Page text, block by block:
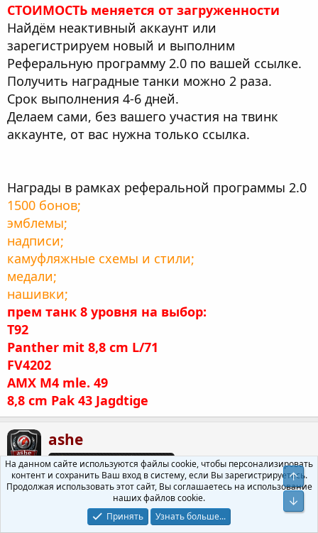
СТОИМОСТЬ меняется от загруженности
Найдём неактивный аккаунт или
зарегистрируем новый и выполним
Реферальную программу 2.0 по вашей ссылке.
Получить наградные танки можно 2 раза.
Срок выполнения 4-6 дней.
Делаем сами, без вашего участия на твинк
аккаунте, от вас нужна только ссылка.
Награды в рамках реферальной программы 2.0
1500 бонов;
эмблемы;
надписи;
камуфляжные схемы и стили;
медали;
нашивки;
прем танк 8 уровня на выбор:
T92
Panther mit 8,8 cm L/71
FV4202
AMX M4 mle. 49
8,8 cm Pak 43 Jagdtige
ashe
17 Май 2019 #17
Re: Реферальная программа 2.0 Прем танк 8ур на
На данном сайте используются файлы cookie, чтобы персонализировать
контент и сохранить Ваш вход в систему, если Вы зарегистрируетесь.
Продолжая использовать этот сайт, Вы соглашаетесь на использование
наших файлов cookie.
Принять
Узнать больше...